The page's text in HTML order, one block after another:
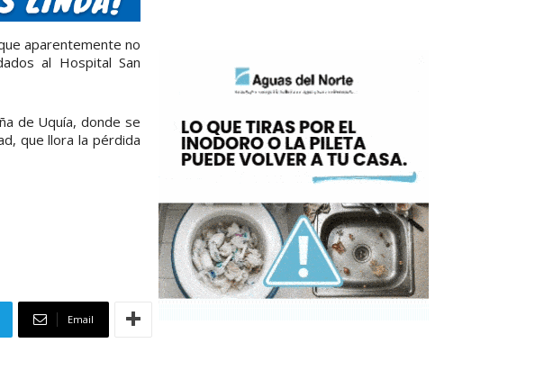
aparentemente no
al Hospital San
de Uquía, donde se
que llora la pérdida
Email